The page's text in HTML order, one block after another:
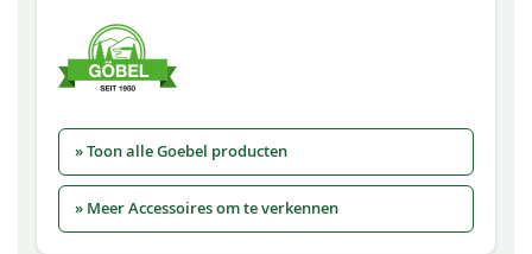
» Toon alle Goebel producten
» Meer Accessoires om te verkennen